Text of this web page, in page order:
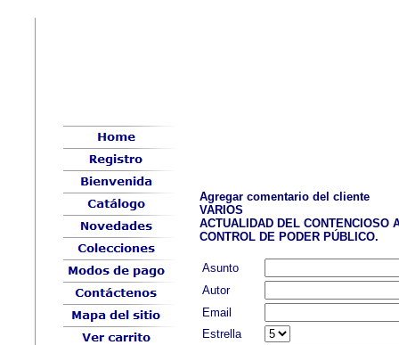
Agregar comentario del cliente
VARIOS
ACTUALIDAD DEL CONTENCIOSO
CONTROL DE PODER PÚBLICO.
Asunto
Autor
Email
Estrella